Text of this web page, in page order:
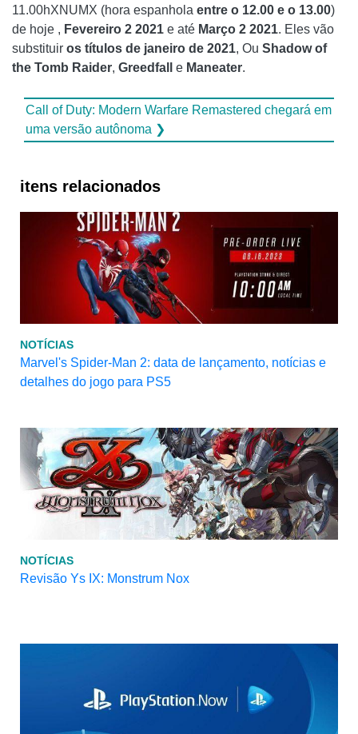
11.00hXNUMX (hora espanhola entre o 12.00 e o 13.00)
de hoje , Fevereiro 2 2021 e até Março 2 2021. Eles vão
substituir os títulos de janeiro de 2021, Ou Shadow of
the Tomb Raider, Greedfall e Maneater.
Call of Duty: Modern Warfare Remastered chegará em
uma versão autônoma ❯
itens relacionados
NOTÍCIAS
Marvel's Spider-Man 2: data de lançamento, notícias e
detalhes do jogo para PS5
NOTÍCIAS
Revisão Ys IX: Monstrum Nox